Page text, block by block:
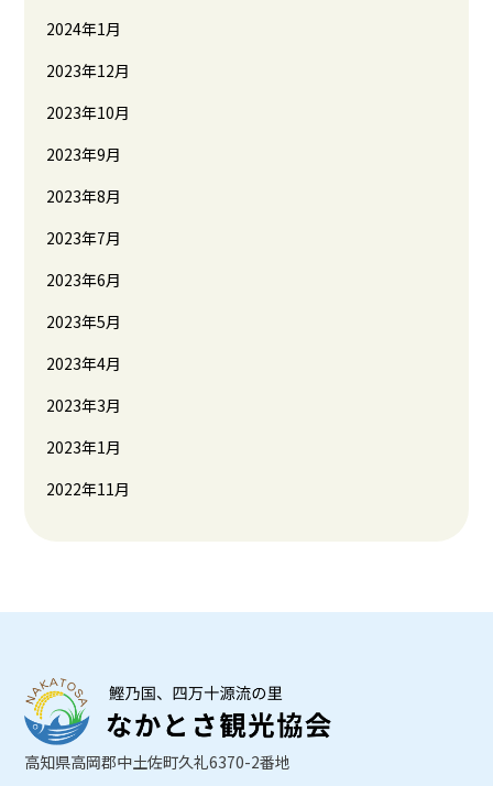
2024年1月
2023年12月
2023年10月
2023年9月
2023年8月
2023年7月
2023年6月
2023年5月
2023年4月
2023年3月
2023年1月
2022年11月
高知県高岡郡中土佐町久礼6370-2番地